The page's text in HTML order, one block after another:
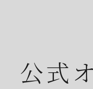
公式